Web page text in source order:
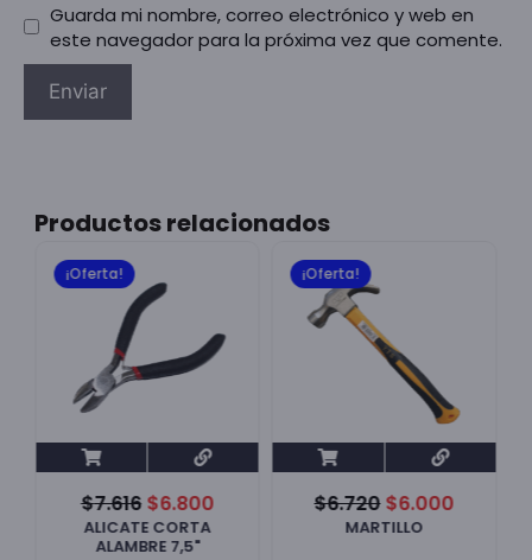
Guarda mi nombre, correo electrónico y web en
este navegador para la próxima vez que comente.
Productos relacionados
¡Oferta!
ALICATE CORTA
ALAMBRE 7,5"
$7.616 $6.800
¡Oferta!
MARTILLO
$6.720$6.000